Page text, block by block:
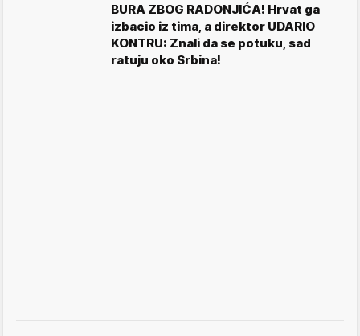
BURA ZBOG RADONJIĆA! Hrvat ga
izbacio iz tima, a direktor UDARIO
KONTRU: Znali da se potuku, sad
ratuju oko Srbina!